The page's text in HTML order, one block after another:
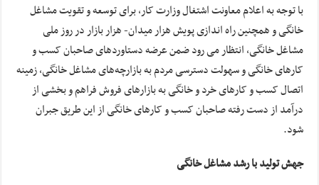
با توجه به اعلام معاونت اشتغال وزارت کار، برای توسعه و تقویت مشاغل
خانگی و همچنین راه اندازی پویش هزار میدان- هزار بازار در روز ملی
مشاغل خانگی، انتظار می رود ضمن عرضه دستاوردهای صاحبان کسب و
کارهای خانگی و سهولت دسترسی مردم به بازارچه‌های مشاغل خانگی، زمینه
اتصال کسب و کارهای خرد و خانگی به بازارهای فروش فراهم و بخشی از
درآمد از دست رفته صاحبان کسب و کارهای خانگی از این طریق جبران
شود.
جهش تولید با رشد مشاغل خانگی